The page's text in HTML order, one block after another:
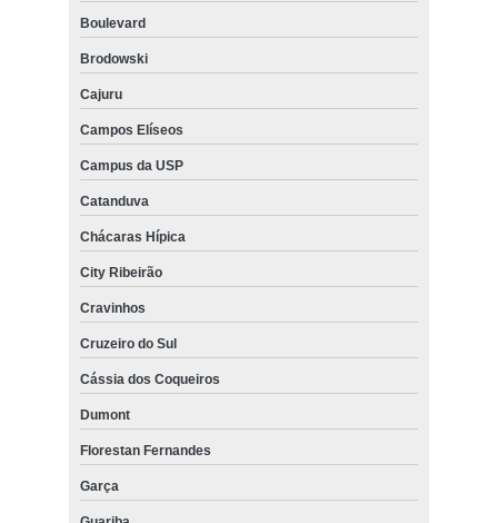
Boulevard
Brodowski
Cajuru
Campos Elíseos
Campus da USP
Catanduva
Chácaras Hípica
City Ribeirão
Cravinhos
Cruzeiro do Sul
Cássia dos Coqueiros
Dumont
Florestan Fernandes
Garça